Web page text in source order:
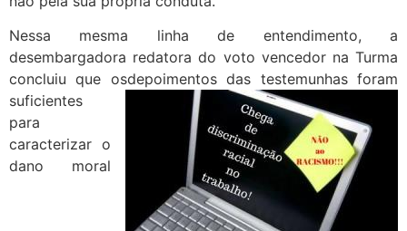
Nessa mesma linha de entendimento, a
desembargadora redatora do voto vencedor na Turma
concluiu que osdepoimentos das testemunhas foram
suficientes
para
caracterizar o
dano moral